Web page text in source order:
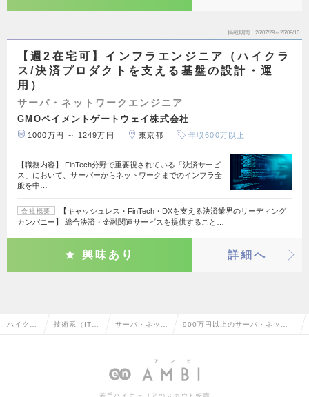
掲載期間 26/07/28～26/08/10
【週2在宅可】インフラエンジニア（ハイクラ
ス/決済プロダクトを支える基盤の設計・運
用）
サーバ・ネットワークエンジニア
GMOペイメントゲートウェイ株式会社
1000万円 ～ 1249万円 東京都 年収600万以上
【職務内容】 FinTech分野で重要視されている「決済サービ
ス」において、サーバーからネットワークまでのインフラ全
般を中…
会社概要
【キャッシュレス・FinTech・DXを支える決済業界のリーディング
カンパニー】 総合決済・金融関連サービスを提供すること…
興味あり 詳細へ
ハイクラ 技術系（IT・ サーバ・ネット
ア
900万円以上のサーバ・ネットワ
報一覧